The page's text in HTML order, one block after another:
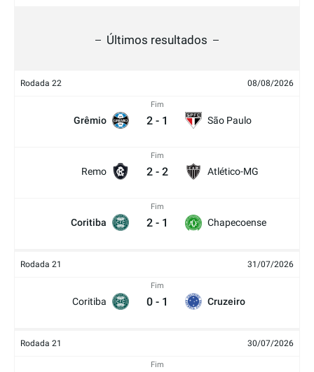
Últimos resultados
Rodada 22 08/08/2026
Grêmio
Fim
2 - 1 São Paulo
Remo
Fim
2 - 2 Atlético-MG
Coritiba
Fim
2 - 1 Chapecoense
Rodada 21 31/07/2026
Coritiba
Fim
0 - 1 Cruzeiro
Rodada 21 30/07/2026
Fim